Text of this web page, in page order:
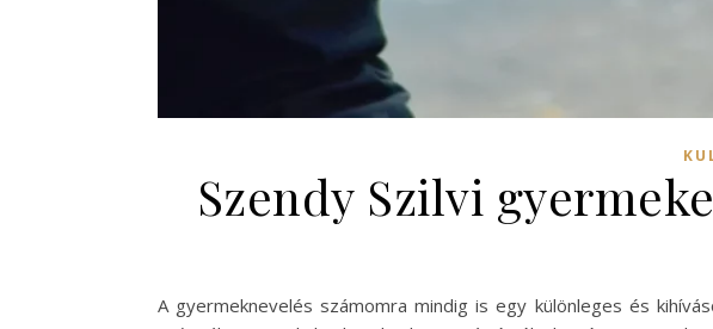
Szendy Szilvi
A gyermeknevelés számomra mindig is egy különleges és